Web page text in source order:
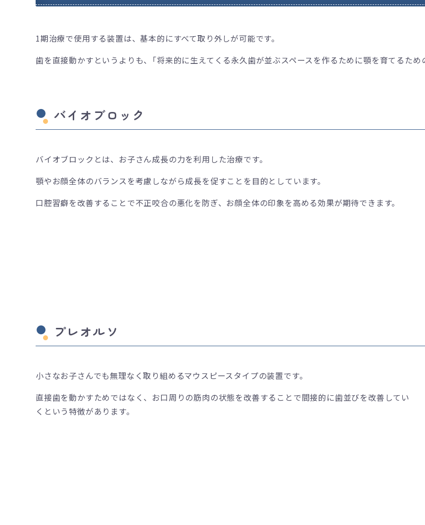
1期治療で使用する装置は、基本的にすべて取り外しが可能です。
歯を直接動かすというよりも、「将来的に生えてくる永久歯が並ぶスペースを作るために顎を育てるため
バイオブロック
バイオブロックとは、お子さん成長の力を利用した治療です。
顎やお顔全体のバランスを考慮しながら成長を促すことを目的としています。
口腔習癖を改善することで不正咬合の悪化を防ぎ、お顔全体の印象を高める効果が期待できます。
プレオルソ
小さなお子さんでも無理なく取り組めるマウスピースタイプの装置です。
直接歯を動かすためではなく、お口周りの筋肉の状態を改善することで間接的に歯並びを改善してい
くという特徴があります。